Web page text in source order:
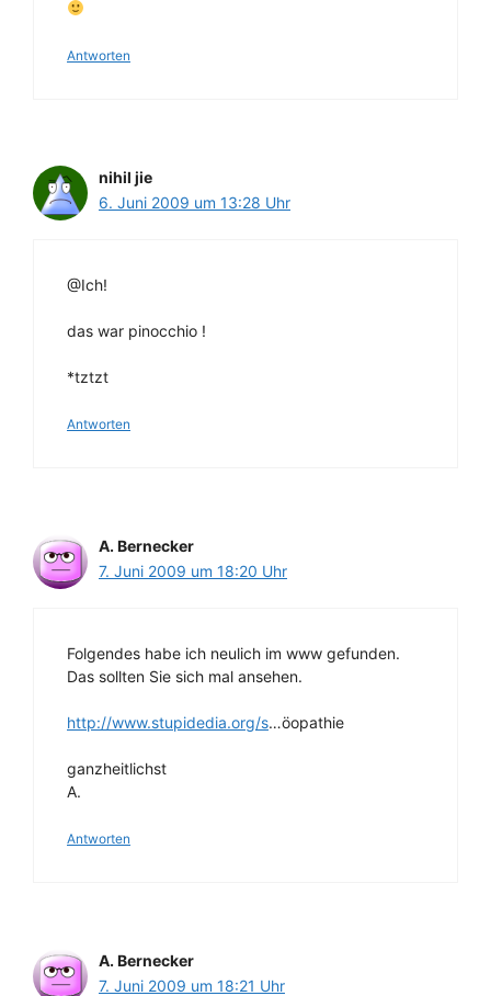
Antworten
nihil jie
6. Juni 2009 um 13:28 Uhr
@Ich!
das war pinocchio !
*tztzt
Antworten
A. Bernecker
7. Juni 2009 um 18:20 Uhr
Folgendes habe ich neulich im www gefunden.
Das sollten Sie sich mal ansehen.
http://www.stupidedia.org/s…öopathie
ganzheitlichst
A.
Antworten
A. Bernecker
7. Juni 2009 um 18:21 Uhr